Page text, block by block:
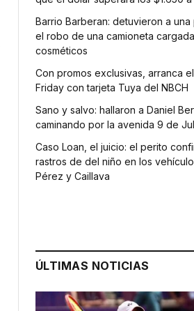
Barrio Barberan: detuvieron a
el robo de una camioneta
cosméticos
Con promos exclusivas, arranca
Friday con tarjeta Tuya del NBCH
Sano y salvo: hallaron a Daniel
caminando por la avenida 9 de
Caso Loan, el juicio: el perito
rastros de del niño en los
Pérez y Caillava
ÚLTIMAS NOTICIAS